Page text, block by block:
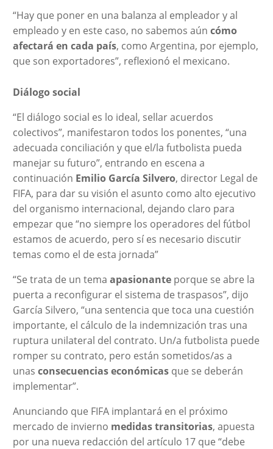
“Hay que poner en una balanza al empleador y al
empleado y en este caso, no sabemos aún cómo
afectará en cada país, como Argentina, por ejemplo,
que son exportadores”, reflexionó el mexicano.
Diálogo social
“El diálogo social es lo ideal, sellar acuerdos
colectivos”, manifestaron todos los ponentes, “una
adecuada conciliación y que el/la futbolista pueda
manejar su futuro”, entrando en escena a
continuación Emilio García Silvero, director Legal de
FIFA, para dar su visión el asunto como alto ejecutivo
del organismo internacional, dejando claro para
empezar que “no siempre los operadores del fútbol
estamos de acuerdo, pero sí es necesario discutir
temas como el de esta jornada”
“Se trata de un tema apasionanteporque se abre la
puerta a reconfigurar el sistema de traspasos”, dijo
García Silvero, “una sentencia que toca una cuestión
importante, el cálculo de la indemnización tras una
ruptura unilateral del contrato. Un/a futbolista puede
romper su contrato, pero están sometidos/as a
unas consecuencias económicasque se deberán
implementar”.
Anunciando que FIFA implantará en el próximo
mercado de invierno medidas transitorias, apuesta
por una nueva redacción del artículo 17 que “debe